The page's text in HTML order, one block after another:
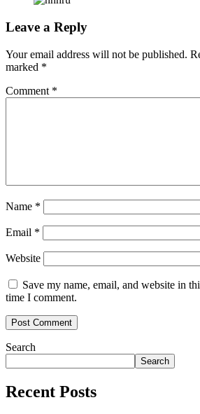
Leave a Reply
Your email address will not be published.
marked *
Comment *
Name *
Email *
Website
Save my name, email, and website in
time I comment.
Search
Search
Recent Posts